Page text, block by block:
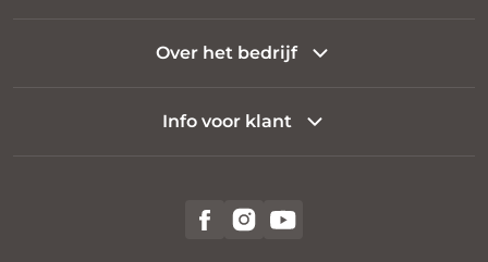
Over het bedrijf
Info voor klant